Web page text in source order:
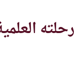
رحلته